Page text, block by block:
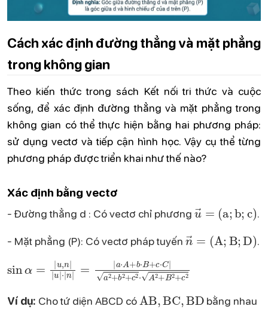
Cách xác định đường thẳng và mặt phẳng
trong không gian
Theo kiến thức trong sách Kết nối tri thức và cuộc
sống, để xác định đường thẳng và mặt phẳng trong
không gian có thể thực hiện bằng hai phương pháp:
sử dụng vectơ và tiếp cận hình học. Vậy cụ thể từng
phương pháp được triển khai như thế nào?
Xác định bằng vectơ
- Đường thẳng d : Có vectơ chỉ phương
u ( )
.
- Mặt phẳng (P): Có vectơ pháp tuyến
n ( A
.
\sin \alpha=\frac{|u, n|}{|u| \cdot|n|}=\frac{|a \cdot A+b \cdot B+c \cdot C|}{\sqrt{a^2+b^2+c^2} \cdot \sqrt{A^2+B^2+c^2}}
Ví dụ: Cho tứ diện ABCD có
AB, BC ,BD
bằng nhau